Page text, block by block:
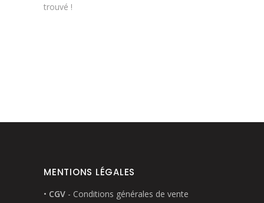
trouvé !
MENTIONS LÉGALES
• CGV - Conditions générales de vente